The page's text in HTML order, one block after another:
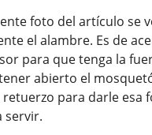
foto del artículo se
el alambre. Es de
para que tenga la
abierto el
para darle esa
servir.